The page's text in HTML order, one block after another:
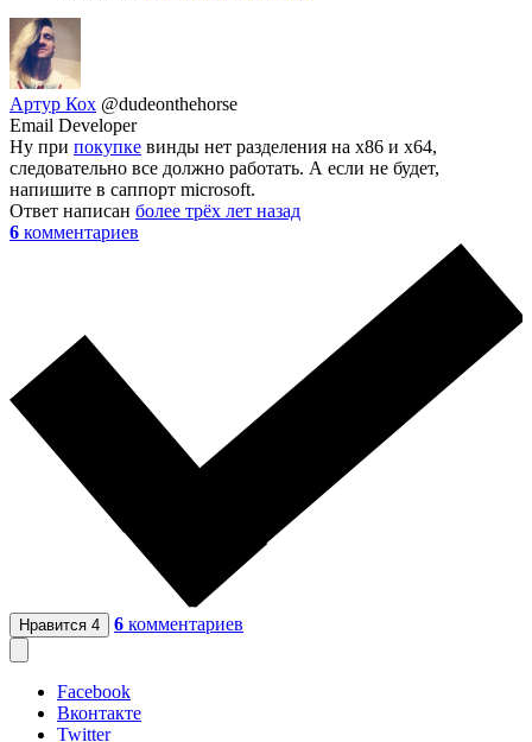
Артур Кох @dudeonthehorse
Email Developer
Ну при покупке винды нет разделения на x86 и х64,
следовательно все должно работать. А если не будет,
напишите в саппорт microsoft.
Ответ написан более трёх лет назад
6 комментариев
Нравится 4 6 комментариев
Facebook
Вконтакте
Twitter